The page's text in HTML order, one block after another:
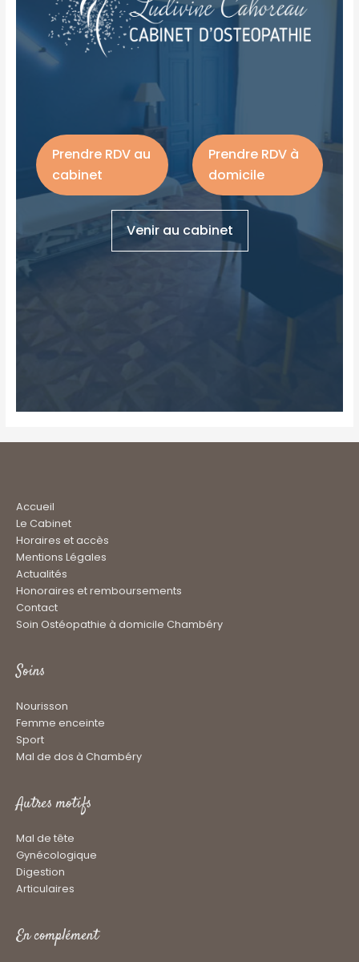
Prendre RDV au
cabinet
Prendre RDV à
domicile
Venir au cabinet
Accueil
Le Cabinet
Horaires et accès
Mentions Légales
Actualités
Honoraires et remboursements
Contact
Soin Ostéopathie à domicile Chambéry
Soins
Nourisson
Femme enceinte
Sport
Mal de dos à Chambéry
Autres motifs
Mal de tête
Gynécologique
Digestion
Articulaires
En complément